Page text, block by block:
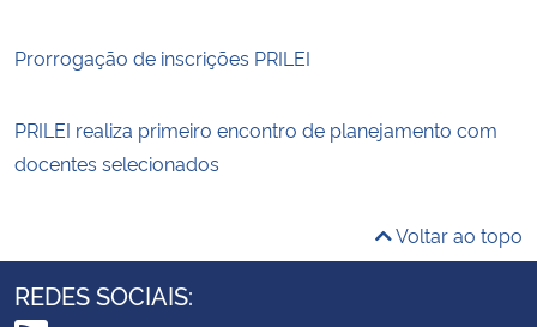
Prorrogação de inscrições PRILEI
PRILEI realiza primeiro encontro de planejamento com
docentes selecionados
Voltar ao topo
REDES SOCIAIS: